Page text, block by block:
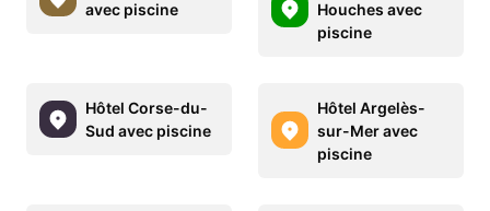
avec piscine
Houches avec
piscine
Hôtel Corse-du-
Sud avec piscine
Hôtel Argelès-
sur-Mer avec
piscine